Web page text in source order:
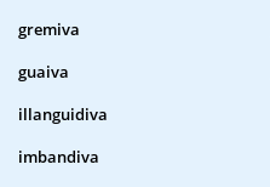
gremiva
guaiva
illanguidiva
imbandiva